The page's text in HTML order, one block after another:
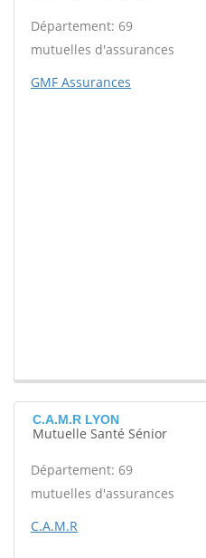
Département: 69
mutuelles d'assurances
GMF Assurances
C.A.M.R LYON
Mutuelle Santé Sénior
Département: 69
mutuelles d'assurances
C.A.M.R